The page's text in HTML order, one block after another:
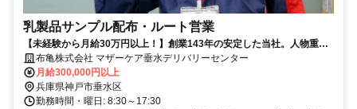
乳製品サンプル配布・ルート営業
【未経験から月給30万円以上！】創業143年の安定した当社。人物重
視・年齢学歴不問です！
布亀株式会社 マザーケア垂水デリバリーセンター
月給300,000円以上
兵庫県神戸市垂水区
勤務時間・曜日: 8:30～17:30